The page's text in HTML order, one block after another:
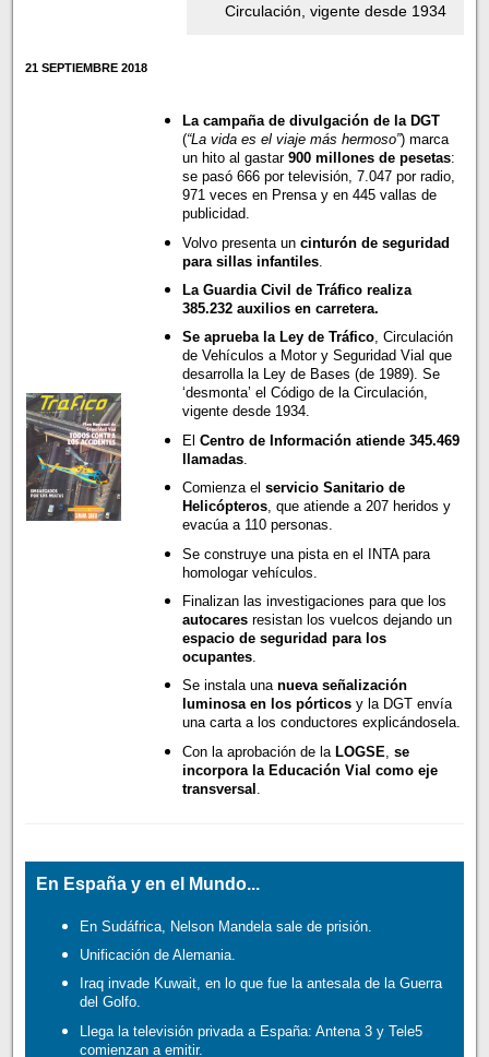
Circulación, vigente desde 1934
21 SEPTIEMBRE 2018
La campaña de divulgación de la DGT
(“La vida es el viaje más hermoso”) marca
un hito al gastar 900 millones de pesetas:
se pasó 666 por televisión, 7.047 por radio,
971 veces en Prensa y en 445 vallas de
publicidad.
Volvo presenta un cinturón de seguridad
para sillas infantiles.
La Guardia Civil de Tráfico realiza
385.232 auxilios en carretera.
Se aprueba la Ley de Tráfico, Circulación
de Vehículos a Motor y Seguridad Vial que
desarrolla la Ley de Bases (de 1989). Se
‘desmonta’ el Código de la Circulación,
vigente desde 1934.
El Centro de Información atiende 345.469
llamadas.
Comienza el servicio Sanitario de
Helicópteros, que atiende a 207 heridos y
evacúa a 110 personas.
Se construye una pista en el INTA para
homologar vehículos.
Finalizan las investigaciones para que los
autocaresresistan los vuelcos dejando un
espacio de seguridad para los
ocupantes.
Se instala una nueva señalización
luminosa en los pórticosy la DGT envía
una carta a los conductores explicándosela.
Con la aprobación de la LOGSE se
incorpora la Educación Vial como eje
transversal
En España y en el Mundo...
En Sudáfrica, Nelson Mandela sale de prisión.
Unificación de Alemania.
Iraq invade Kuwait, en lo que fue la antesala de la Guerra
del Golfo.
Llega la televisión privada a España: Antena 3 y Tele5
comienzan a emitir.